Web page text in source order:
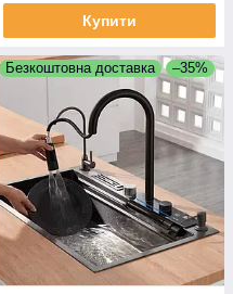
Купити
Безкоштовна доставка –35%